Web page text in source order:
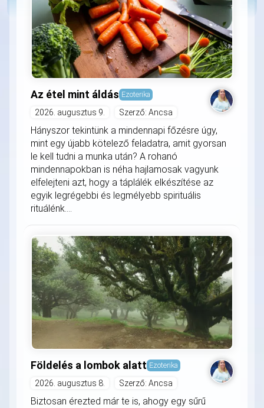
Az étel mint áldás Ezoterika
2026. augusztus 9. Szerző: Ancsa
Hányszor tekintünk a mindennapi főzésre úgy,
mint egy újabb kötelező feladatra, amit gyorsan
le kell tudni a munka után? A rohanó
mindennapokban is néha hajlamosak vagyunk
elfelejteni azt, hogy a táplálék elkészítése az
egyik legrégebbi és legmélyebb spirituális
rituálénk....
Földelés a lombok alatt Ezoterika
2026. augusztus 8. Szerző: Ancsa
Biztosan érezted már te is, ahogy egy sűrű